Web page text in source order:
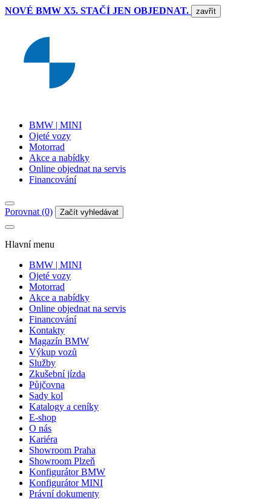
NOVÉ BMW X5. STAČÍ JEN OBJEDNAT. zavřít
BMW | MINI
Ojeté vozy
Motorrad
Akce a nabídky
Online objednat na servis
Financování
Porovnat (0) Začít vyhledávat
Hlavní menu
BMW | MINI
Ojeté vozy
Motorrad
Akce a nabídky
Online objednat na servis
Financování
Kontakty
Magazín BMW
Výkup vozů
Služby
Zkušební jízda
Půjčovna
Sady kol
Katalogy a ceníky
E-shop
O nás
Kariéra
Showroom Praha
Showroom Plzeň
Konfigurátor BMW
Konfigurátor MINI
Právní dokumenty